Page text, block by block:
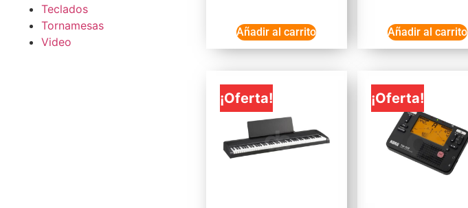
Teclados
Tornamesas
Video
Añadir al carrito Añadir al carrito
¡Oferta! ¡Oferta!